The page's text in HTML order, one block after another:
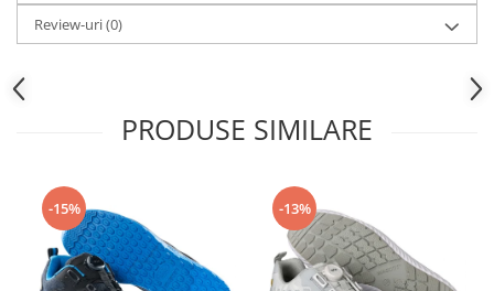
Review-uri(0)
PRODUSE SIMILARE
-15% -13%